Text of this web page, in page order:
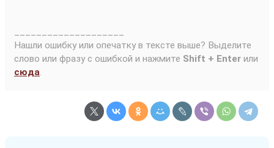
Нашли ошибку или опечатку в тексте выше? Выделите
слово или фразу с ошибкой и нажмите Shift + Enter или
сюда.